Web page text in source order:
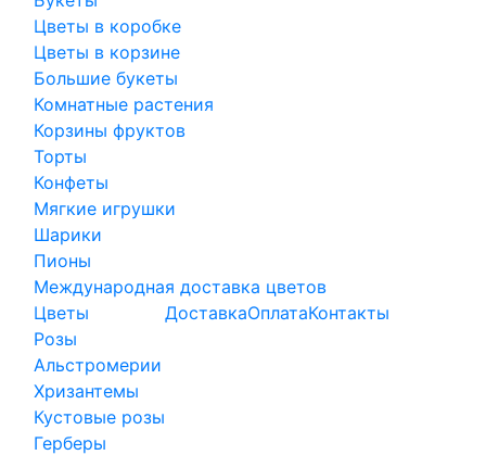
Цветы в коробке
Цветы в корзине
Большие букеты
Комнатные растения
Корзины фруктов
Торты
Конфеты
Мягкие игрушки
Шарики
Пионы
Международная доставка цветов
Цветы
Розы
Альстромерии
Хризантемы
Кустовые розы
Герберы
ДоставкаОплатаКонтакты